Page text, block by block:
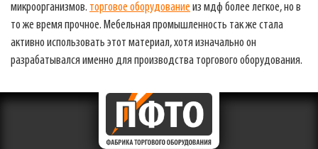
микроорганизмов. торговое оборудование из мдф более легкое, но в
то же время прочное. Мебельная промышленность так же стала
активно использовать этот материал, хотя изначально он
разрабатывался именно для производства торгового оборудования.